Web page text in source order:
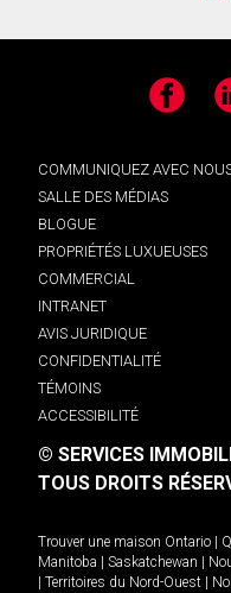
Facebook
COMMUNIQUEZ AVEC
SALLE DES MÉDIAS
BLOGUE
PROPRIÉTÉS LUXUEUSES
COMMERCIAL
INTRANET
AVIS JURIDIQUE
CONFIDENTIALITÉ
TÉMOINS
ACCESSIBILITÉ
© SERVICES
TOUS DROITS
Trouver une maison Ontario
Manitoba
Saskatchewan
Territoires du Nord-Ouest